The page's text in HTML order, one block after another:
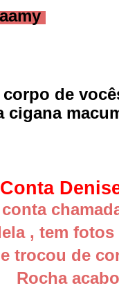
de
cigana
, tem
trocou de
Rocha